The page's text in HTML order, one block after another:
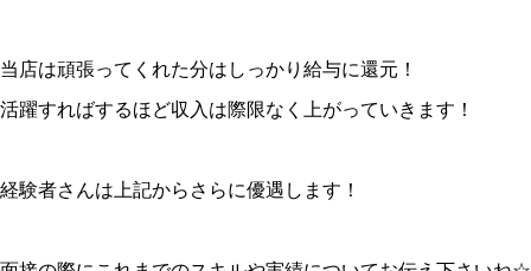
当店は頑張ってくれた分はしっかり給与に還元！
活躍すればするほど収入は際限なく上がっていきます！
経験者さんは上記からさらに優遇します！